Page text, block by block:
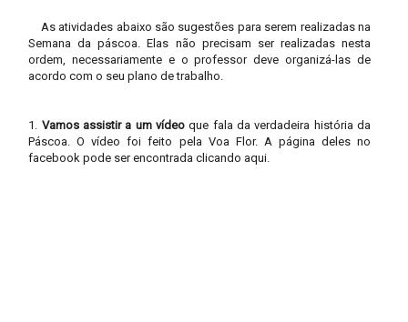
As atividades abaixo são sugestões para serem realizadas na
Semana da páscoa. Elas não precisam ser realizadas nesta
ordem, necessariamente e o professor deve organizá-las de
acordo com o seu plano de trabalho.
1. Vamos assistir a um vídeoque fala da verdadeira história da
Páscoa. O vídeo foi feito pela Voa Flor. A página deles no
facebook pode ser encontradaclicando aqui.